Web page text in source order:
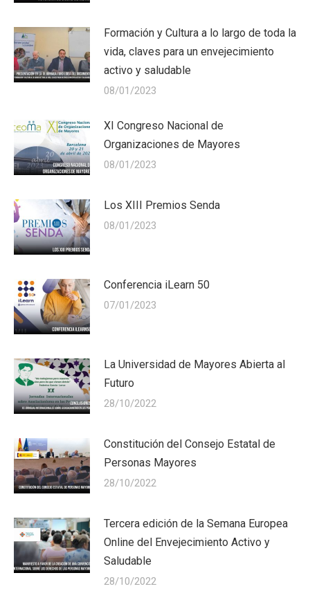
Formación y Cultura a lo largo de toda la
vida, claves para un envejecimiento
activo y saludable
08/01/2023
XI Congreso Nacional de
Organizaciones de Mayores
08/01/2023
Los XIII Premios Senda
08/01/2023
Conferencia iLearn 50
07/01/2023
La Universidad de Mayores Abierta al
Futuro
28/10/2022
Constitución del Consejo Estatal de
Personas Mayores
28/10/2022
Tercera edición de la Semana Europea
Online del Envejecimiento Activo y
Saludable
28/10/2022